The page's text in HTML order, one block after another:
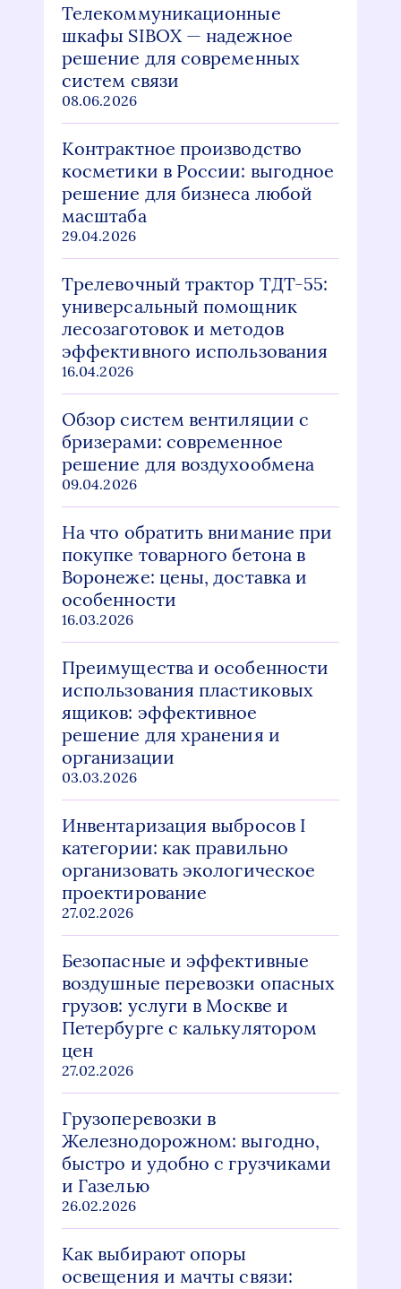
Телекоммуникационные
шкафы SIBOX — надежное
решение для современных
систем связи
08.06.2026
Контрактное производство
косметики в России: выгодное
решение для бизнеса любой
масштаба
29.04.2026
Трелевочный трактор ТДТ-55:
универсальный помощник
лесозаготовок и методов
эффективного использования
16.04.2026
Обзор систем вентиляции с
бризерами: современное
решение для воздухообмена
09.04.2026
На что обратить внимание при
покупке товарного бетона в
Воронеже: цены, доставка и
особенности
16.03.2026
Преимущества и особенности
использования пластиковых
ящиков: эффективное
решение для хранения и
организации
03.03.2026
Инвентаризация выбросов I
категории: как правильно
организовать экологическое
проектирование
27.02.2026
Безопасные и эффективные
воздушные перевозки опасных
грузов: услуги в Москве и
Петербурге с калькулятором
цен
27.02.2026
Грузоперевозки в
Железнодорожном: выгодно,
быстро и удобно с грузчиками
и Газелью
26.02.2026
Как выбирают опоры
освещения и мачты связи: